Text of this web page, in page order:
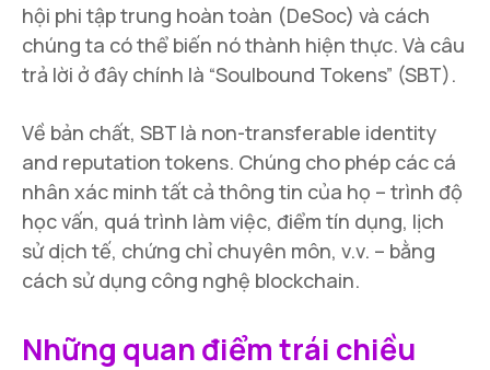
hội phi tập trung hoàn toàn (DeSoc) và cách
chúng ta có thể biến nó thành hiện thực. Và câu
trả lời ở đây chính là “Soulbound Tokens” (SBT).
Về bản chất, SBT là non-transferable identity
and reputation tokens. Chúng cho phép các cá
nhân xác minh tất cả thông tin của họ – trình độ
học vấn, quá trình làm việc, điểm tín dụng, lịch
sử dịch tế, chứng chỉ chuyên môn, v.v. – bằng
cách sử dụng công nghệ blockchain.
Những quan điểm trái chiều